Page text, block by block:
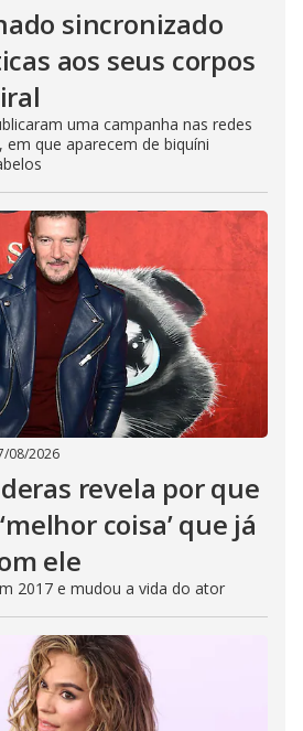
sincronizado
​a​os seus corpos
uma campanha nas redes
em que aparecem de biquíni
08/2026
revela por que
coisa’ que já
ele
2017 e mudou a vida do ator